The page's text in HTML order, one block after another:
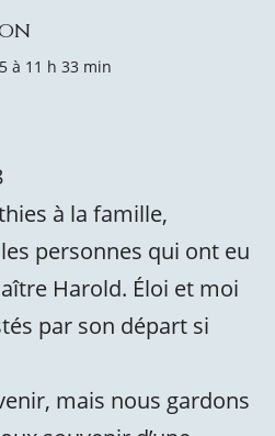
à 11 h 33 min
à la famille,
personnes qui ont eu
Harold. Éloi et moi
par son départ si
mais nous gardons